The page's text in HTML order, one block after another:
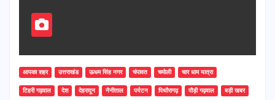
आपका शहर उत्तराखंड ऊधम सिंह नगर चंपावत चमोली चार धाम यात्रा
टिहरी गढ़वाल देश देहरादून नैनीताल पर्यटन पिथौरागढ़ पौड़ी गढ़वाल बड़ी खबर